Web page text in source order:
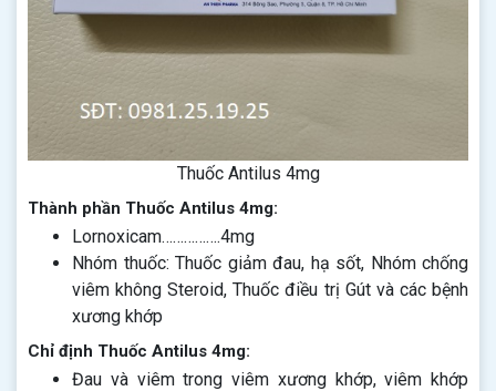
Thuốc Antilus 4mg
Thành phần Thuốc Antilus 4mg:
Lornoxicam…………….4mg
Nhóm thuốc: Thuốc giảm đau, hạ sốt, Nhóm chống
viêm không Steroid, Thuốc điều trị Gút và các bệnh
xương khớp
Chỉ định Thuốc Antilus 4mg:
Đau và viêm trong viêm xương khớp, viêm khớp